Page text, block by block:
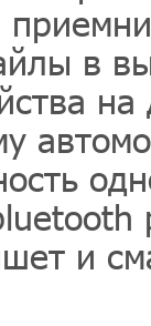
в
и